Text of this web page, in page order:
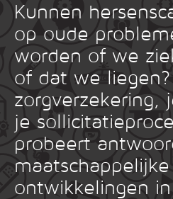
Kunnen
op oude
worden of we
of dat we
zorgverzekering,
je
probeert
ontwikkelingen